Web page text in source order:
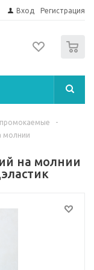
Вход Регистрация
-
молнии
на молнии